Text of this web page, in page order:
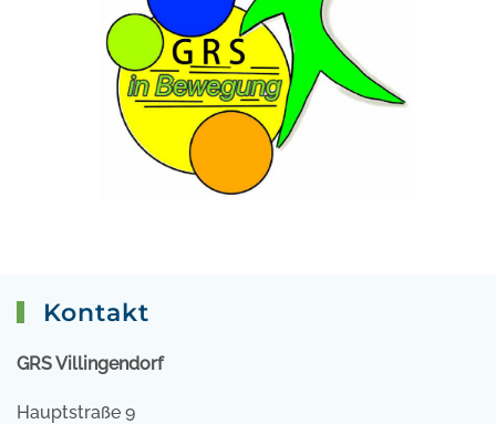
Kontakt
GRS Villingendorf
Hauptstraße 9